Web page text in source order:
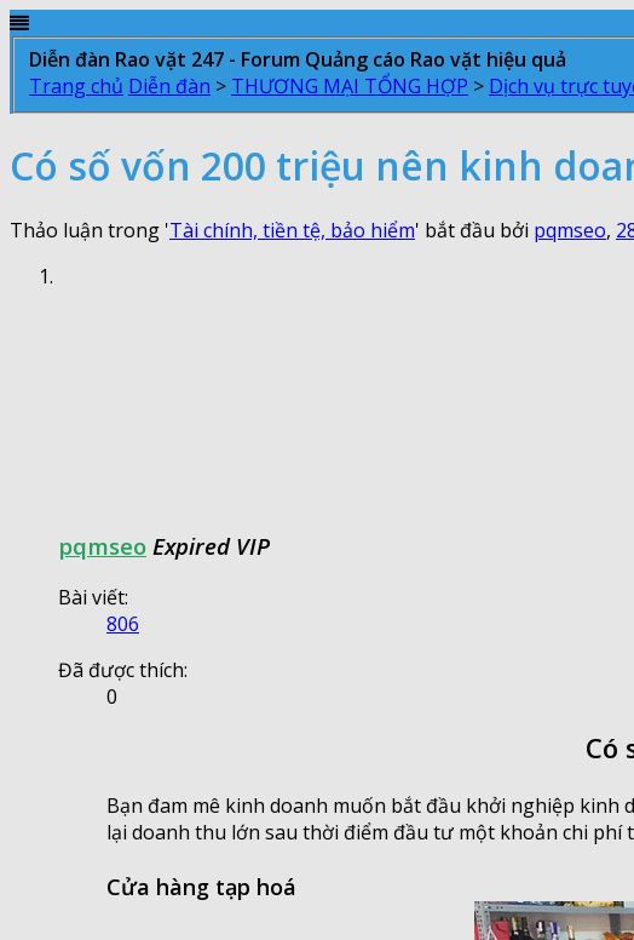
Diễn đàn Rao vặt 247 - Forum Quảng cáo Rao vặt hiệu quả
Trang chủ Diễn đàn > THƯƠNG MẠI TỔNG HỢP > Dịch vụ trực
Có số vốn 200 triệu nên kinh
Thảo luận trong 'Tài chính, tiền tệ, bảo hiểm' bắt đầu bởi pqmseo,
pqmseo Expired VIP
Bài viết:
806
Đã được thích:
0
Có
Bạn đam mê kinh doanh muốn bắt đầu khởi nghiệp kinh
lại doanh thu lớn sau thời điểm đầu tư một khoản chi phí
Cửa hàng tạp hoá